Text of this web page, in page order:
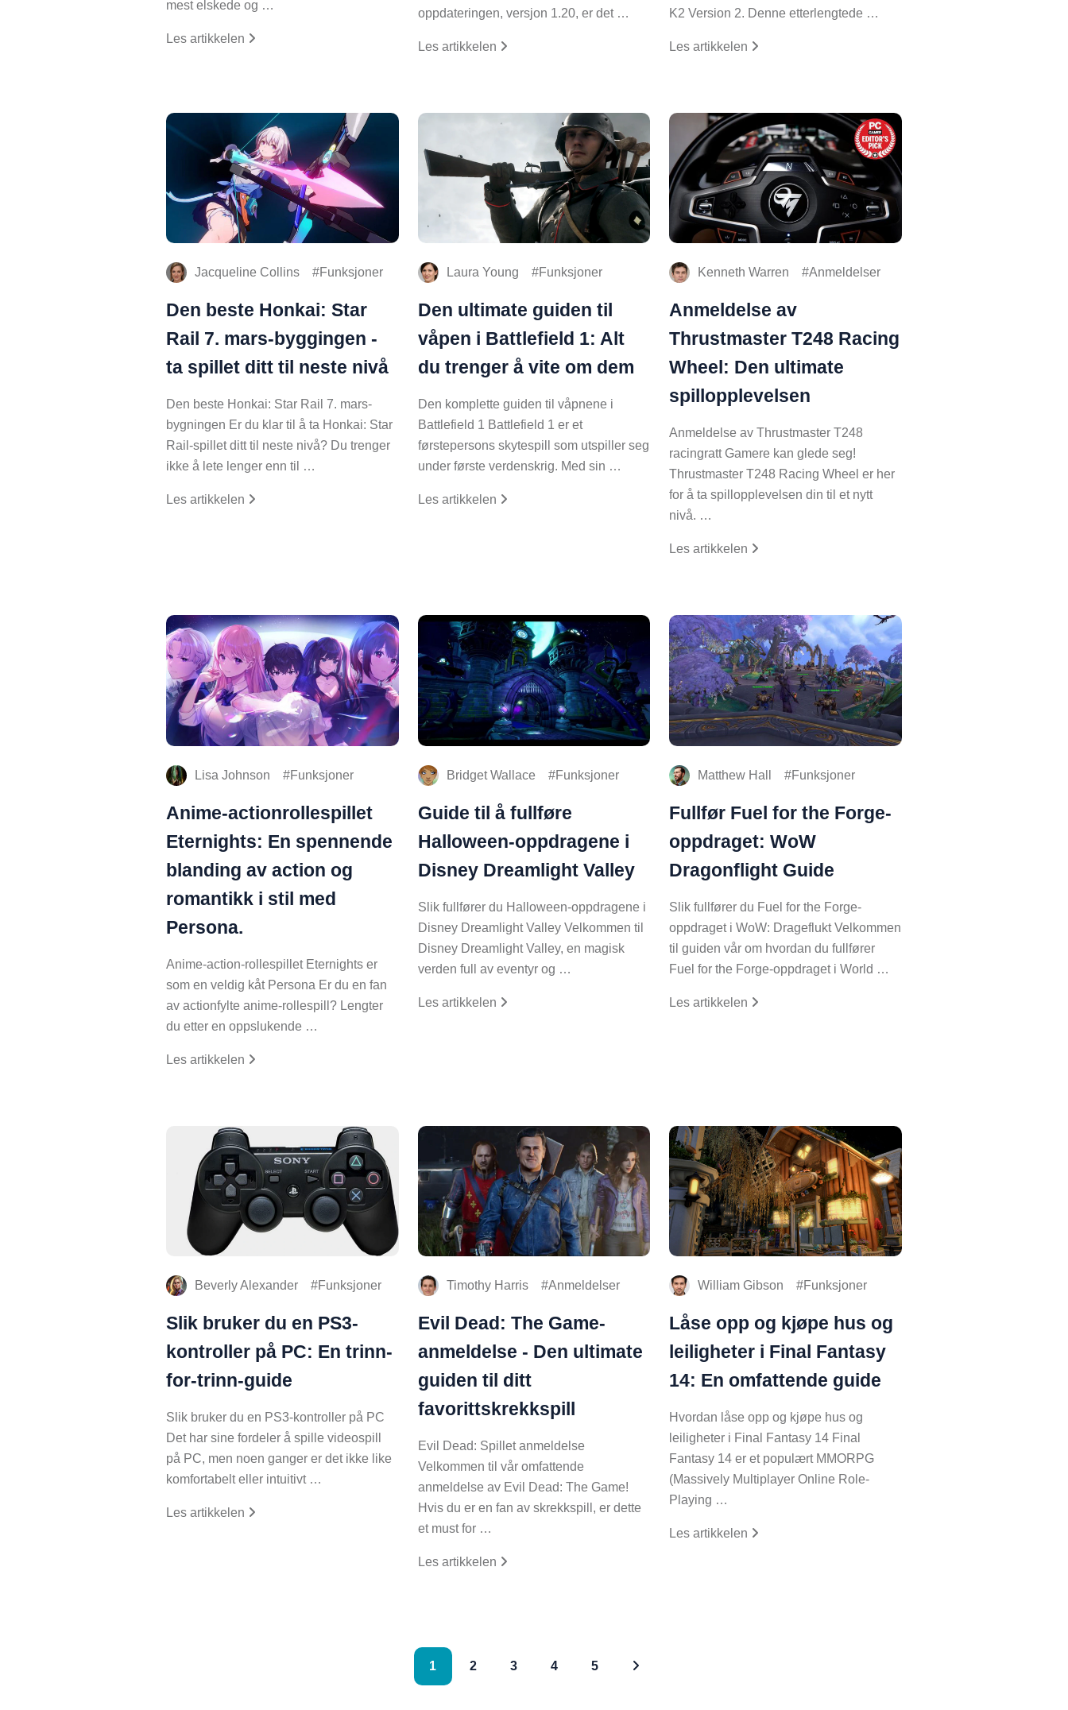
mest elskede og …
Les artikkelen
oppdateringen, versjon 1.20, er det …
Les artikkelen
K2 Version 2. Denne etterlengtede …
Les artikkelen
Jacqueline Collins Funksjoner
Den beste Honkai: Star
Rail 7. mars-byggingen -
ta spillet ditt til neste nivå
Den beste Honkai: Star Rail 7. mars-
bygningen Er du klar til å ta Honkai: Star
Rail-spillet ditt til neste nivå? Du trenger
ikke å lete lenger enn til …
Les artikkelen
Laura Young Funksjoner
Den ultimate guiden til
våpen i Battlefield 1: Alt
du trenger å vite om dem
Den komplette guiden til våpnene i
Battlefield 1 Battlefield 1 er et
førstepersons skytespill som utspiller seg
under første verdenskrig. Med sin …
Les artikkelen
Kenneth Warren Anmeldelser
Anmeldelse av
Thrustmaster T248 Racing
Wheel: Den ultimate
spillopplevelsen
Anmeldelse av Thrustmaster T248
racingratt Gamere kan glede seg!
Thrustmaster T248 Racing Wheel er her
for å ta spillopplevelsen din til et nytt
nivå. …
Les artikkelen
Lisa Johnson Funksjoner
Anime-actionrollespillet
Eternights: En spennende
blanding av action og
romantikk i stil med
Persona.
Anime-action-rollespillet Eternights er
som en veldig kåt Persona Er du en fan
av actionfylte anime-rollespill? Lengter
du etter en oppslukende …
Les artikkelen
Bridget Wallace Funksjoner
Guide til å fullføre
Halloween-oppdragene i
Disney Dreamlight Valley
Slik fullfører du Halloween-oppdragene i
Disney Dreamlight Valley Velkommen til
Disney Dreamlight Valley, en magisk
verden full av eventyr og …
Les artikkelen
Matthew Hall Funksjoner
Fullfør Fuel for the Forge-
oppdraget: WoW
Dragonflight Guide
Slik fullfører du Fuel for the Forge-
oppdraget i WoW: Drageflukt Velkommen
til guiden vår om hvordan du fullfører
Fuel for the Forge-oppdraget i World …
Les artikkelen
Beverly Alexander Funksjoner
Slik bruker du en PS3-
kontroller på PC: En trinn-
for-trinn-guide
Slik bruker du en PS3-kontroller på PC
Det har sine fordeler å spille videospill
på PC, men noen ganger er det ikke like
komfortabelt eller intuitivt …
Les artikkelen
Timothy Harris Anmeldelser
Evil Dead: The Game-
anmeldelse - Den ultimate
guiden til ditt
favorittskrekkspill
Evil Dead: Spillet anmeldelse
Velkommen til vår omfattende
anmeldelse av Evil Dead: The Game!
Hvis du er en fan av skrekkspill, er dette
et must for …
Les artikkelen
William Gibson Funksjoner
Låse opp og kjøpe hus og
leiligheter i Final Fantasy
14: En omfattende guide
Hvordan låse opp og kjøpe hus og
leiligheter i Final Fantasy 14 Final
Fantasy 14 er et populært MMORPG
(Massively Multiplayer Online Role-
Playing …
Les artikkelen
1 2 3 4 5